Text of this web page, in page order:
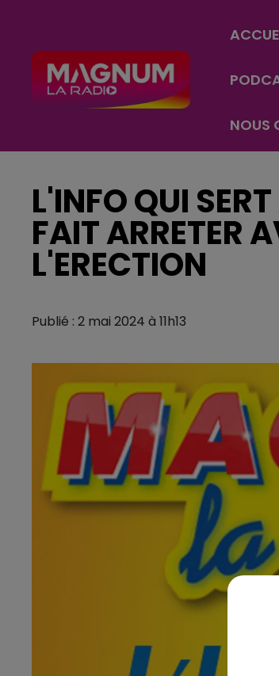
NOUS
L'INFO QUI
FAIT ARRETER
L'ERECTION
Publié : 2 mai 2024 à 11h13